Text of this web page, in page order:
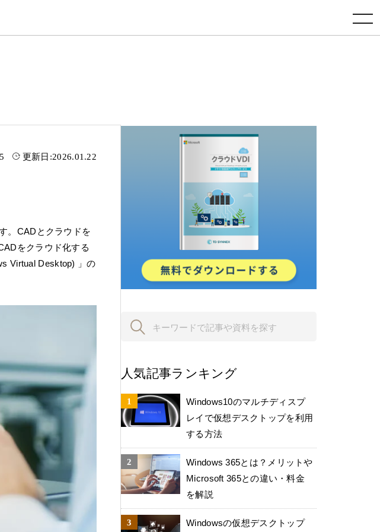
toggle navigation
更新日:2026.01.22
。CADとクラウドを
をクラウド化する
Virtual Desktop)
」の
人気記事ランキング
Windows10のマルチディスプ
レイで仮想デスクトップを利用
する方法
Windows 365とは？メリットや
Microsoft 365との違い・料金
を解説
Windowsの仮想デスクトップ